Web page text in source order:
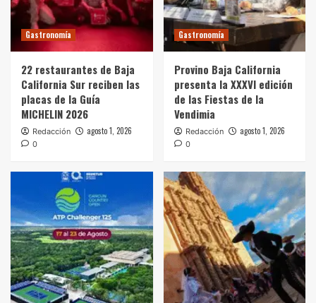
Gastronomía
22 restaurantes de Baja
California Sur reciben las
placas de la Guía
MICHELIN 2026
Redacción agosto 1, 2026
0
Gastronomía
Provino Baja California
presenta la XXXVI edición
de las Fiestas de la
Vendimia
Redacción agosto 1, 2026
0